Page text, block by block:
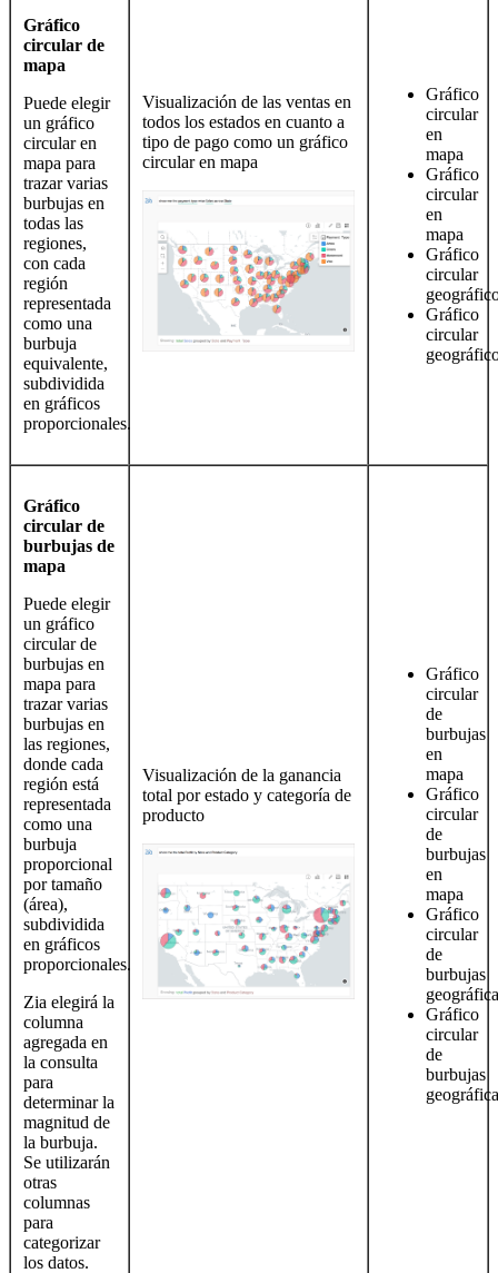
Gráfico
circular de
mapa
Puede elegir
un gráfico
circular en
mapa para
trazar varias
burbujas en
todas las
regiones,
con cada
región
representada
como una
burbuja
equivalente,
subdividida
en gráficos
proporcionales.
Visualización de las ventas en
todos los estados en cuanto a
tipo de pago como un gráfico
circular en mapa
Gráfico
circular
en
mapa
Gráfico
circular
en
mapa
Gráfico
circular
Gráfico
circular
Gráfico
circular de
burbujas de
mapa
Puede elegir
un gráfico
circular de
burbujas en
mapa para
trazar varias
burbujas en
las regiones,
donde cada
región está
representada
como una
burbuja
proporcional
por tamaño
(área),
subdividida
en gráficos
proporcionales.
Zia elegirá la
columna
agregada en
la consulta
para
determinar la
magnitud de
la burbuja.
Se utilizarán
otras
columnas
para
categorizar
los datos.
Visualización de la ganancia
total por estado y categoría de
producto
Gráfico
circular
de
burbujas
en
mapa
Gráfico
circular
de
burbujas
en
mapa
Gráfico
circular
de
burbujas
Gráfico
circular
de
burbujas